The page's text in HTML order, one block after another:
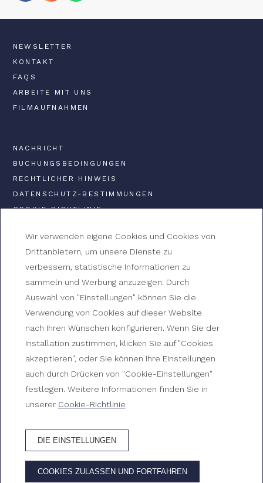
NEWSLETTER
KONTAKT
FAQS
ARBEITE MIT UNS
FILMAUFNAHMEN
NACHRICHT
BUCHUNGSBEDINGUNGEN
RECHTLICHER HINWEIS
DATENSCHUTZ-BESTIMMUNGEN
COOKIE-RICHTLINIE
GRAN HOTEL
REYMAR
Av. Mar Menuda, s/n, 17320 Tossa de Mar, Girona
HG-000174
© 2026 Gran Hotel Reymar
Entwickelt von GNA Hotel Solutions
Wir verwenden eigene Cookies und Cookies von
Drittanbietern, um unsere Dienste zu
verbessern, statistische Informationen zu
sammeln und Werbung anzuzeigen. Durch
Auswahl von "Einstellungen" können Sie die
Verwendung von Cookies auf dieser Website
nach Ihren Wünschen konfigurieren. Wenn Sie der
Installation zustimmen, klicken Sie auf "Cookies
akzeptieren", oder Sie können Ihre Einstellungen
auch durch Drücken von "Cookie-Einstellungen"
festlegen. Weitere Informationen finden Sie in
unserer Cookie-Richtlinie
DIE EINSTELLUNGEN
COOKIES ZULASSEN UND FORTFAHREN